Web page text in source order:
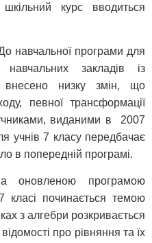
шкільний курс вводиться
навчальної програми для
навчальних закладів із
внесено низку змін, що
певної трансформації
виданими в 2007
учнів 7 класу передбачає
в попередній програмі.
оновленою програмою
класі починається темою
з алгебри розкривається
про рівняння та їх